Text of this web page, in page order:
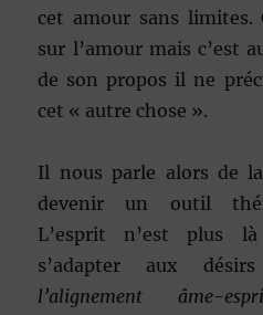
cet amour sans limites.
sur l’amour mais c’est
de son propos il ne
cet « autre chose ».
Il nous parle alors de
devenir un outil
L’esprit n’est plus
s’adapter aux
l’alignement âme-